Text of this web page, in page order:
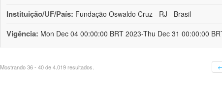
Instituição/UF/País: Fundação Oswaldo Cruz - RJ - Brasil
Vigência: Mon Dec 04 00:00:00 BRT 2023-Thu Dec 31 00:00:00
Mostrando 36 - 40 de 4.019 resultados.